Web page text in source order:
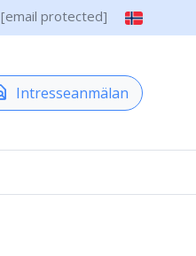
[email protected]
Intresseanmälan